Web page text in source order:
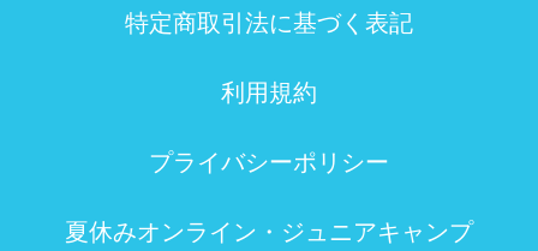
特定商取引法に基づく表記
利用規約
プライバシーポリシー
夏休みオンライン・ジュニアキャンプ